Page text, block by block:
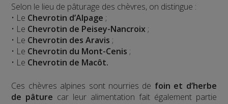
Selon le lieu de pâturage des chèvres, on distingue :
• Le Chevrotin d’Alpage ;
• Le Chevrotin de Peisey-Nancroix ;
• Le Chevrotin des Aravis ;
• Le Chevrotin du Mont-Cenis ;
• Le Chevrotin de Macôt.
Ces chèvres alpines sont nourries de foin et d’herbe
de pâture car leur alimentation fait également partie